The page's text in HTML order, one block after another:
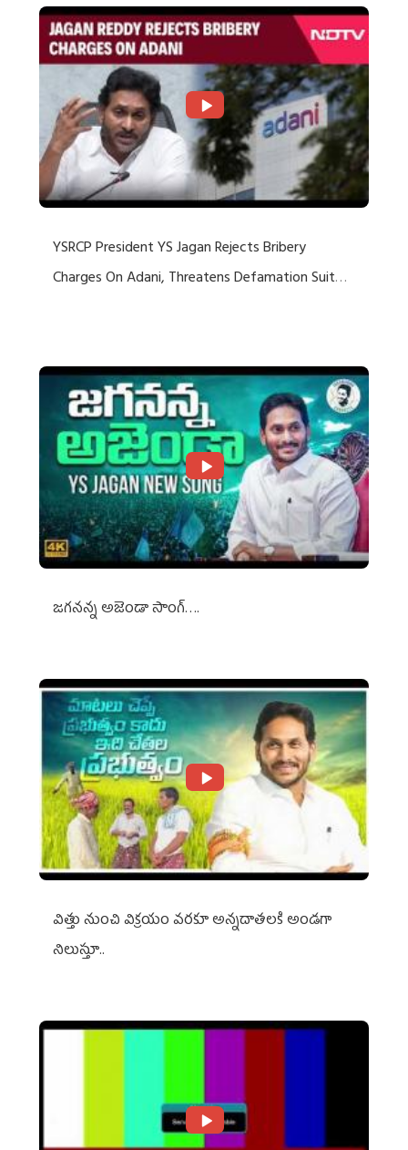
YSRCP President YS Jagan Rejects Bribery
Charges On Adani, Threatens Defamation Suit
జగనన్న అజెండా సాంగ్….
విత్తు నుంచి విక్రయం వరకూ అన్నదాతలకి అండగా
నిలుస్తూ..